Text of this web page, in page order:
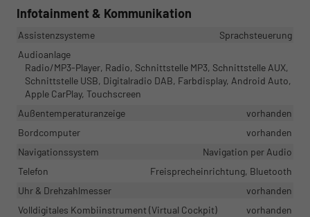
Infotainment & Kommunikation
Assistenzsysteme
Sprachsteuerung
Audioanlage
Radio/MP3-Player, Radio, Schnittstelle MP3, Schnittstelle AUX,
Schnittstelle USB, Digitalradio DAB, Farbdisplay, Android Auto,
Apple CarPlay, Touchscreen
Außentemperaturanzeige
vorhanden
Bordcomputer
vorhanden
Navigationssystem
Navigation per Audio
Telefon
Freisprecheinrichtung, Bluetooth
Uhr & Drehzahlmesser
vorhanden
Volldigitales Kombiinstrument (Virtual Cockpit)
vorhanden